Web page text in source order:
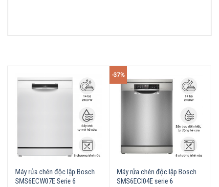
Máy rửa chén độc lập Bosch
SMS6ECW07E Serie 6
-37%
Máy rửa chén độc lập Bosch
SMS6ECI04E serie 6